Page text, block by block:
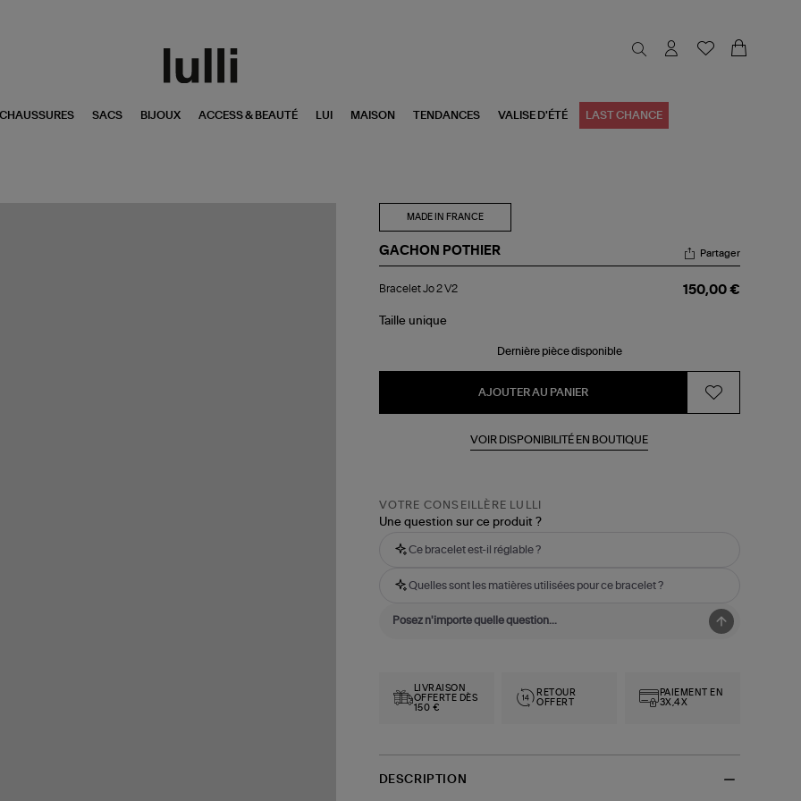
CHAUSSURES SACS BIJOUX ACCESS & BEAUTÉ LUI MAISON TENDANCES VALISE D'ÉTÉ LAST CHANCE
MADE IN FRANCE
GACHON POTHIER
Jo
V2
Partager
Bracelet Jo 2 V2 150,00 €
Taille unique
Dernière pièce disponible
AJOUTER AU PANIER
VOIR DISPONIBILITÉ EN BOUTIQUE
VOTRE CONSEILLÈRE LULLI
Une question sur ce produit ?
Ce bracelet est-il réglable ?
Quelles sont les matières utilisées pour ce bracelet ?
LIVRAISON
OFFERTE DÈS
150 €
RETOUR
OFFERT
PAIEMENT EN
3X,4X
DESCRIPTION